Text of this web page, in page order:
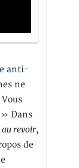
anti-
ne
» Dans
au revoir,
de